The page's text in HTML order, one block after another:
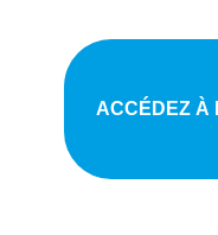
ACCÉDEZ À